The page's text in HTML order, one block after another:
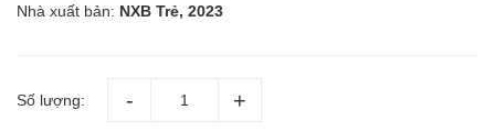
Nhà xuất bản: NXB Trẻ, 2023
Số lượng: